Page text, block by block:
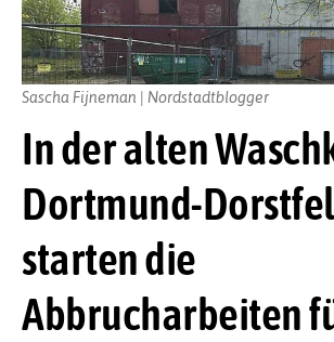
In der alten
Dortmund-
starten die
Abbrucharbeiten
Sascha Fijneman | Nordstadtblogger